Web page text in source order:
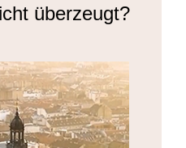
überzeugt?